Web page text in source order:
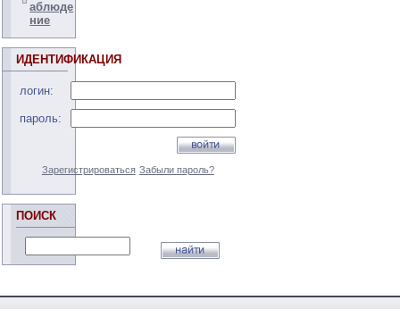
аблюде
ние
ИДЕНТИФИКАЦИЯ
логин:
пароль:
Зарегистрироваться Забыли пароль?
ПОИСК